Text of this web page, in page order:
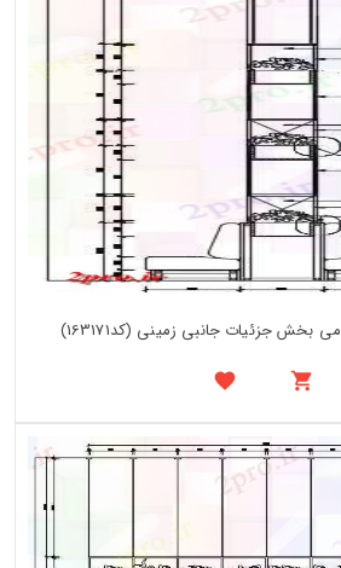
بخش جزئیات جانبی زمینی (کد163171)